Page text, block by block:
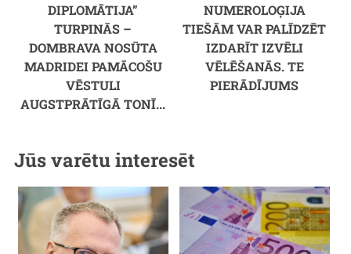
DIPLOMĀTIJA”
TURPINĀS –
DOMBRAVA NOSŪTA
MADRIDEI PAMĀCOŠU
VĒSTULI
AUGSTPRĀTĪGĀ TONĪ...
NUMEROLOĢIJA
TIEŠĀM VAR PALĪDZĒT
IZDARĪT IZVĒLI
VĒLĒŠANĀS. TE
PIERĀDĪJUMS
Jūs varētu interesēt